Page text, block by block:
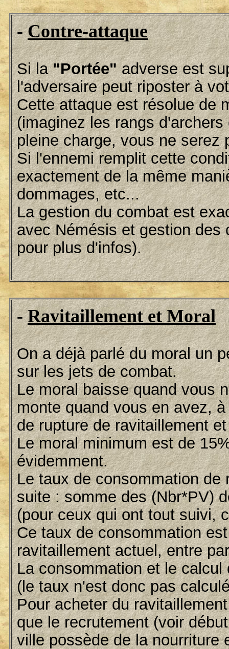
-Contre-attaque
Si la"Portée"adverse est
l'adversaire peut riposter à
Cette attaque est résolue de
(imaginez les rangs
pleine charge, vous ne serez
Si l'ennemi remplit cette
exactement de la même
dommages, etc...
La gestion du combat est
avec Némésis et gestion
pour plus d'infos).
-Ravitaillement et Moral
On a déjà parlé du moral un
sur les jets de combat.
Le moral baisse quand vous
monte quand vous en avez,
de rupture de ravitaillement
Le moral minimum est de
évidemment.
Le taux de consommation
suite : somme des (Nbr*PV)
(pour ceux qui ont tout suivi,
Ce taux de consommation
ravitaillement actuel, entre
La consommation et le
(le taux n'est donc pas
Pour acheter du
que le recrutement (voir
ville possède de la nourriture